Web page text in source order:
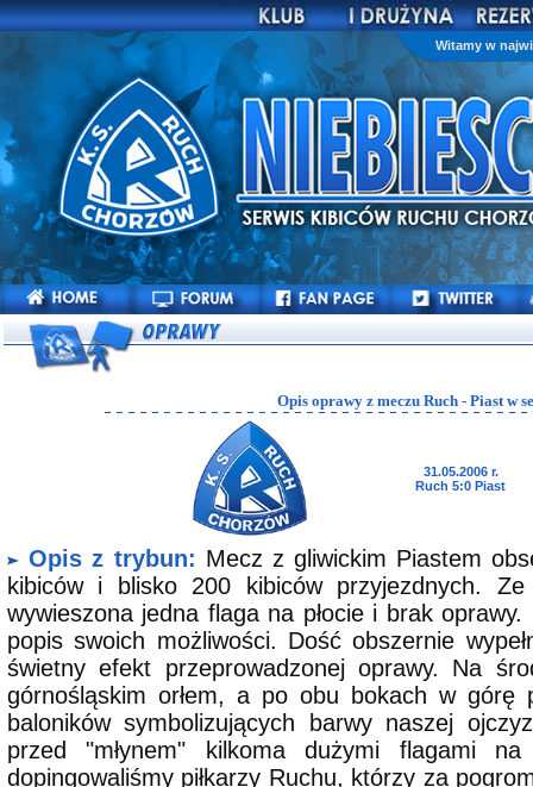
Witamy w
Opis oprawy z meczu Ruch - Piast w
31.05.2006 r.
Ruch 5:0 Piast
Opis z trybun: Mecz z gliwickim Piastem
kibiców i blisko 200 kibiców przyjezdnych.
wywieszona jedna flaga na płocie i brak
popis swoich możliwości. Dość obszernie
świetny efekt przeprowadzonej oprawy. Na
górnośląskim orłem, a po obu bokach w górę
baloników symbolizujących barwy naszej
przed "młynem" kilkoma dużymi flagami
dopingowaliśmy piłkarzy Ruchu, którzy za